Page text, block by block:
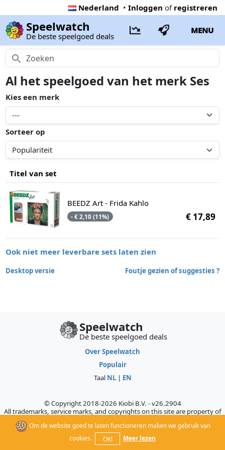
Nederland • Inloggen of registreren
Speelwatch
De beste speelgoed deals
MENU
Al het speelgoed van het merk Ses
Kies een merk
Sorteer op
Titel van set
BEEDZ Art - Frida Kahlo
- € 2,10 (11%) € 17,89
Ook niet meer leverbare sets laten zien
Desktop versie Foutje gezien of suggesties ?
Om de website goed te laten functioneren maken we gebruik van
cookies.
OK! Meer lezen
Speelwatch
De beste speelgoed deals
Over Speelwatch
Populair
Taal NL| EN
© Copyright 2018-2026 Kiobi B.V. - v26.2904
All trademarks, service marks, and copyrights on this site are property of
their respective owners, who do not sponsor, authorize, or endorse this
site.